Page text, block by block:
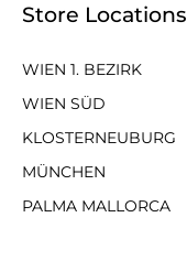
Store Locations
WIEN 1. BEZIRK
WIEN SÜD
KLOSTERNEUBURG
MÜNCHEN
PALMA MALLORCA